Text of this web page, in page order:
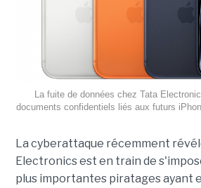
La fuite de données chez Tata
documents confidentiels liés aux futurs
La cyberattaque récemment
Electronics est en train de
plus importantes piratages ayant